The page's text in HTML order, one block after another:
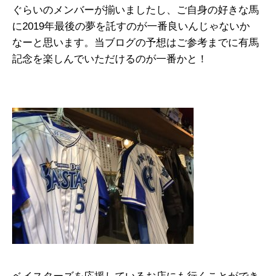
ぐらいのメンバーが揃いましたし、ご自身の好きな馬
に2019年最後の夢を託すのが一番良いんじゃないか
なーと思います。当ブログの予想はご参考までに有馬
記念を楽しんでいただけるのが一番かと！